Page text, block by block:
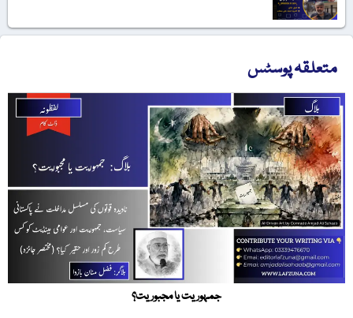
متعلقہ پوسٹس
جمہوریت یا مجبوریت؟